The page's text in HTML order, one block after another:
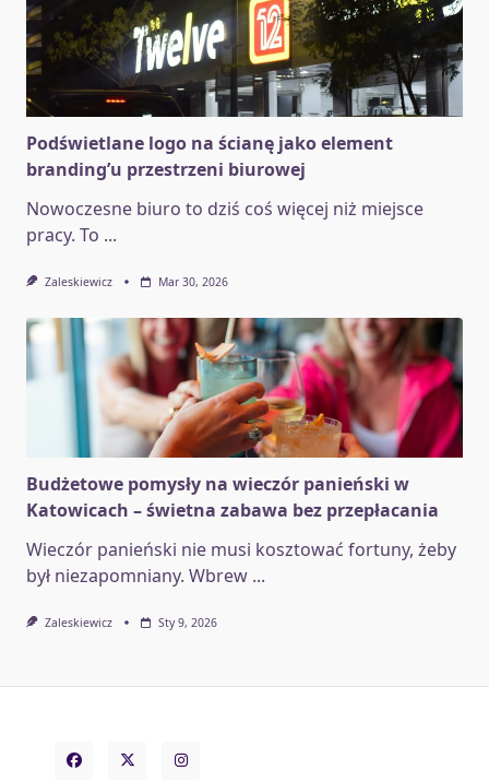
Podświetlane logo na ścianę jako element
branding’u przestrzeni biurowej
Nowoczesne biuro to dziś coś więcej niż miejsce
pracy. To ...
Zaleskiewicz Mar 30, 2026
Budżetowe pomysły na wieczór panieński w
Katowicach – świetna zabawa bez przepłacania
Wieczór panieński nie musi kosztować fortuny, żeby
był niezapomniany. Wbrew ...
Zaleskiewicz Sty 9, 2026